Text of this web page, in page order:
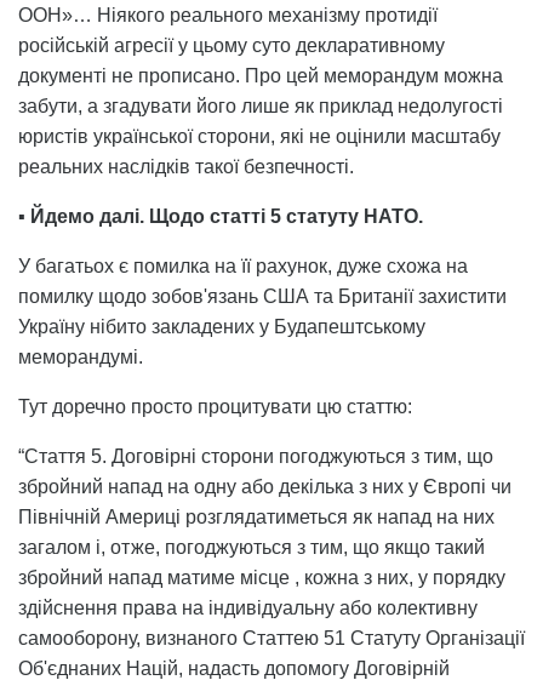
ООН»… Ніякого реального механізму протидії
російській агресії у цьому суто декларативному
документі не прописано. Про цей меморандум можна
забути, а згадувати його лише як приклад недолугості
юристів української сторони, які не оцінили масштабу
реальних наслідків такої безпечності.
▪️ Йдемо далі. Щодо статті 5 статуту НАТО.
У багатьох є помилка на її рахунок, дуже схожа на
помилку щодо зобов'язань США та Британії захистити
Україну нібито закладених у Будапештському
меморандумі.
Тут доречно просто процитувати цю статтю:
“Стаття 5. Договірні сторони погоджуються з тим, що
збройний напад на одну або декілька з них у Європі чи
Північній Америці розглядатиметься як напад на них
загалом і, отже, погоджуються з тим, що якщо такий
збройний напад матиме місце , кожна з них, у порядку
здійснення права на індивідуальну або колективну
самооборону, визнаного Статтею 51 Статуту Організації
Об'єднаних Націй, надасть допомогу Договірній